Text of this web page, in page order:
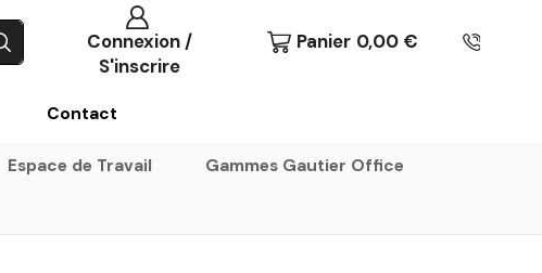
Connexion /
S'inscrire
Panier 0,00 €
Contact
Espace de Travail Gammes Gautier Office